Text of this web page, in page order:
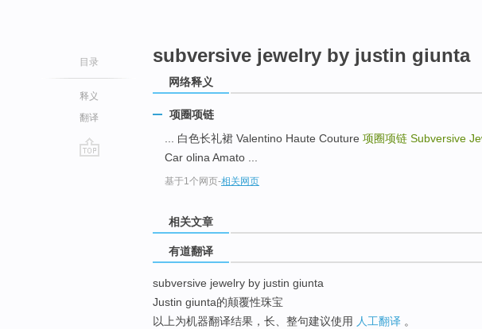
目录
释义
翻译
subversive jewelry by justin giunta
网络释义
项圈项链
... 白色长礼裙 Valentino Haute Couture 项圈项链 Subversive
Car olina Amato ...
基于1个网页-相关网页
相关文章
有道翻译
subversive jewelry by justin giunta
Justin giunta的颠覆性珠宝
以上为机器翻译结果，长、整句建议使用 人工翻译 。